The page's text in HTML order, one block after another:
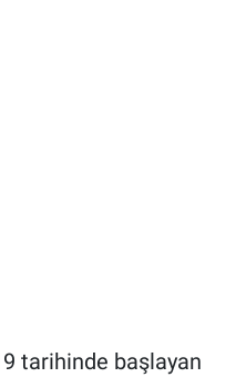
tarihinde başlayan